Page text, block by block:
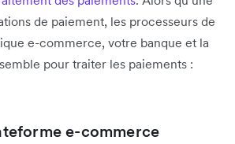
de paiement, les processeurs de
e-commerce, votre banque et la
pour traiter les paiements :
e-commerce